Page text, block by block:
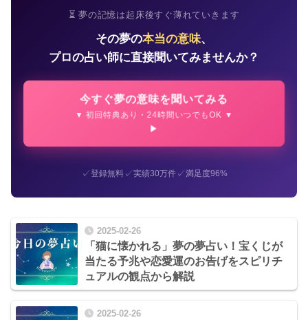
⏳ 夢の記憶は起床後すぐ薄れていきます
その夢の本当の意味、
プロの占い師に直接聞いてみませんか？
今すぐ夢の意味を聞いてみる
▼ 初回特典あり・24時間いつでもOK ▼
✓登録無料✓実績30万件✓満足度96%
2025-02-26
「猫に懐かれる」夢の夢占い！宝くじが
当たる予兆や恋愛運のお告げをスピリチ
ュアルの観点から解説
2025-02-26